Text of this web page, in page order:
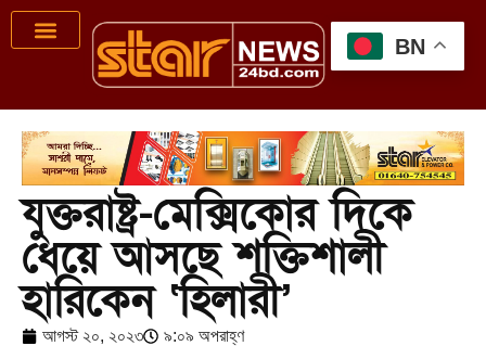
যুক্তরাষ্ট্র-মেক্সিকোর দিকে
ধেয়ে আসছে শক্তিশালী
হারিকেন ‘হিলারী’
আগস্ট ২০, ২০২৩ ৯:০৯ অপরাহ্ণ
BN